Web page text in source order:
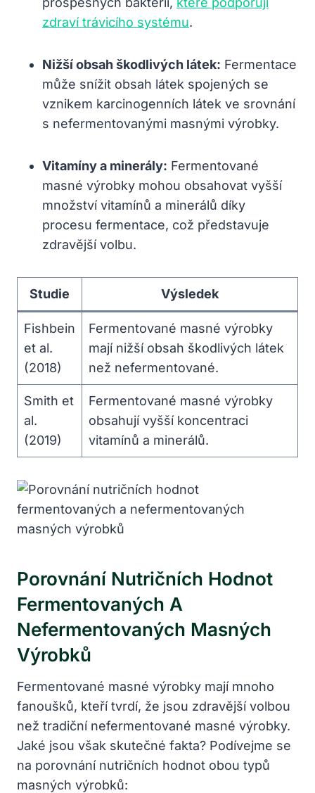
zdraví trávicího systému.
Nižší obsah‌ škodlivých látek: ⁢Fermentace
‍může snížit obsah ⁢látek spojených se
vznikem karcinogenních látek ⁤ve‍ srovnání
⁤s nefermentovanými ‍masnými výrobky.
Vitamíny a minerály: Fermentované
masné výrobky mohou obsahovat ⁤vyšší
množství vitamínů a minerálů díky‍
procesu fermentace, což⁣ představuje
zdravější volbu.
Studie Výsledek
Fishbein
et ‍al.
(2018)
Fermentované masné výrobky
mají nižší obsah škodlivých látek
než nefermentované.
Smith et‍
al.
(2019)
Fermentované masné výrobky
obsahují vyšší koncentraci
vitamínů a⁤ minerálů.
Porovnání Nutričních Hodnot
Fermentovaných‌ A
Nefermentovaných Masných
‍výrobků
Fermentované masné ‌výrobky mají mnoho
fanoušků, kteří tvrdí, že jsou ⁣zdravější volbou
než‍ tradiční nefermentované masné výrobky.
Jaké⁢ jsou však ⁢skutečné fakta? Podívejme se
na porovnání nutričních hodnot obou typů
masných výrobků: